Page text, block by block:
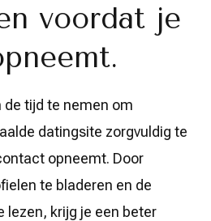
voordat je
tijd te nemen om
datingsite zorgvuldig te
opneemt. Door
te bladeren en de
lezen, krijg je een beter